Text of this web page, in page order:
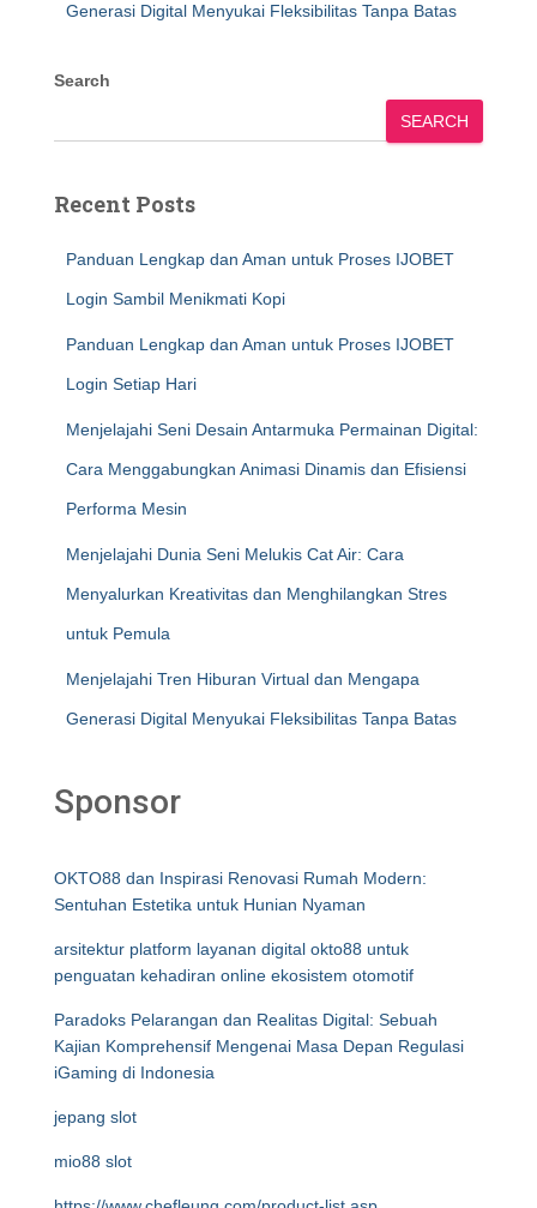
Generasi Digital Menyukai Fleksibilitas Tanpa Batas
Search
SEARCH
Recent Posts
Panduan Lengkap dan Aman untuk Proses IJOBET
Login Sambil Menikmati Kopi
Panduan Lengkap dan Aman untuk Proses IJOBET
Login Setiap Hari
Menjelajahi Seni Desain Antarmuka Permainan Digital:
Cara Menggabungkan Animasi Dinamis dan Efisiensi
Performa Mesin
Menjelajahi Dunia Seni Melukis Cat Air: Cara
Menyalurkan Kreativitas dan Menghilangkan Stres
untuk Pemula
Menjelajahi Tren Hiburan Virtual dan Mengapa
Generasi Digital Menyukai Fleksibilitas Tanpa Batas
Sponsor
OKTO88 dan Inspirasi Renovasi Rumah Modern:
Sentuhan Estetika untuk Hunian Nyaman
arsitektur platform layanan digital okto88 untuk
penguatan kehadiran online ekosistem otomotif
Paradoks Pelarangan dan Realitas Digital: Sebuah
Kajian Komprehensif Mengenai Masa Depan Regulasi
iGaming di Indonesia
jepang slot
mio88 slot